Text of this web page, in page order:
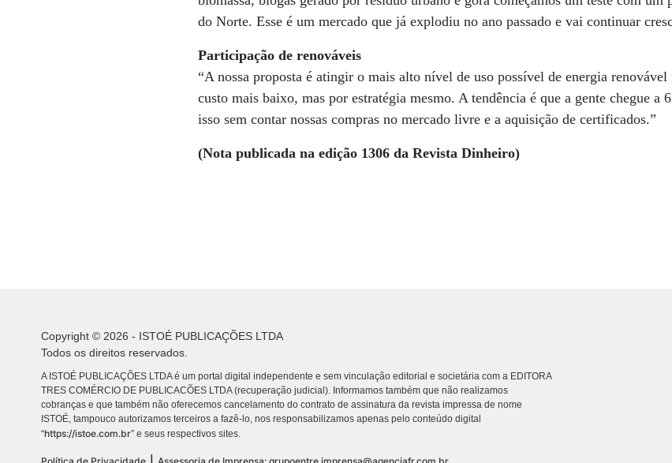
do Norte. Esse é um mercado que já explodiu no ano passado e vai continuar
Participação de renováveis
“A nossa proposta é atingir o mais alto nível de uso possível de energia renovável
custo mais baixo, mas por estratégia mesmo. A tendência é que a gente chegue a
isso sem contar nossas compras no mercado livre e a aquisição de certificados.”
(Nota publicada na edição 1306 da Revista Dinheiro)
Copyright © 2026 - ISTOÉ PUBLICAÇÕES LTDA
Todos os direitos reservados.
A ISTOÉ PUBLICAÇÕES LTDA é um portal digital independente e sem vinculação editorial e societária com a EDITORA
TRES COMÉRCIO DE PUBLICACÕES LTDA (recuperação judicial). Informamos também que não realizamos
cobranças e que também não oferecemos cancelamento do contrato de assinatura da revista impressa de nome
ISTOÉ, tampouco autorizamos terceiros a fazê-lo, nos responsabilizamos apenas pelo conteúdo digital
“https://istoe.com.br” e seus respectivos sites.